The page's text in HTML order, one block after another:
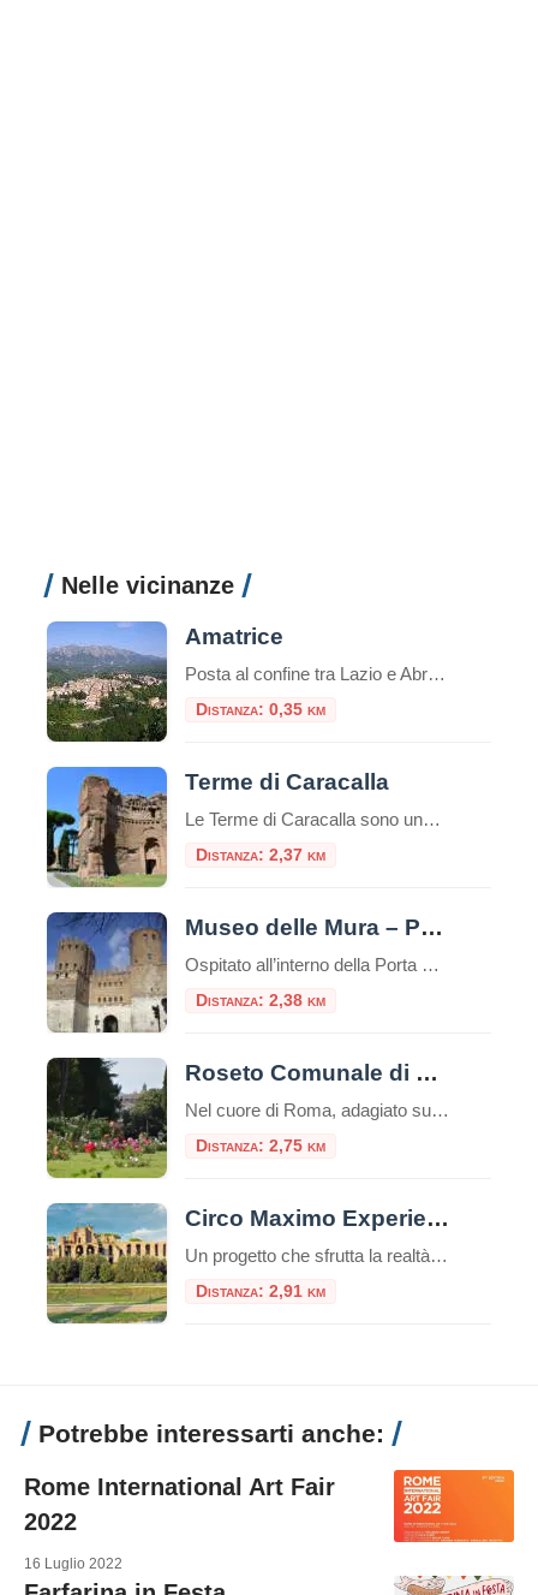
Nelle vicinanze
Amatrice
Posta al confine tra Lazio e Abruzzo, si trova Amatrice (955 s.l.m.). Il territorio si articola in un altipiano centrale, tra i 900 e i 1000 metri, ospitante il lago Scandarello e le numerose frazioni che le fanno da contorno.
Distanza: 0,35 km
Terme di Caracalla
Le Terme di Caracalla sono uno dei siti archeologici più importanti e impressionanti di Roma, Italia.Queste terme furono costruite durante il regno dell’imperatore romano Caracalla, il cui nome è associato al loro nome.La costruzione delle Terme di Caracalla iniziò nel 212 d.C. e fu completata nel 216 d.C. durante i regni degli imperatori Settimio Severo […]
Distanza: 2,37 km
Museo delle Mura – Porta San Sebastiano
Ospitato all’interno della Porta San Sebastiano delle mura Aureliane, il Museo delle Mura è stato realizzato nel 1990 ed offre ai visitatori un itinerario didattico che ripercorre la storia delle fortificazioni della città, dall’età regia e re
Distanza: 2,38 km
Roseto Comunale di Roma
Nel cuore di Roma, adagiato sulle dolci pendici del colle Aventino, si nasconde un gioiello di rara bellezza: il Roseto Comunale. Lontano dal trambusto del centro, questo incantevole giardino offre una vista mozzafiato che spazia dal Circo Massimo ai resti del Palatino, regalando un’esperienza sensoriale unica tra i profumi e i colori di oltre mille […]
Distanza: 2,75 km
Circo Maximo Experience, l’età imperiale rivive con la realtà virtuale
Un progetto che sfrutta la realtà virtuale e aumentata per trasportare i viaggiatori nel vivo dell’età imperiale: Circo Maximo Experience è una delle proposte più interessanti da trovare nella Capitale, un’occasione per visitare l’area attraversandone le diverse fasi storiche. Ecco come funziona la visita e quali sono i costi. Nuove opportunità per il turismo con […]
Distanza: 2,91 km
Potrebbe interessarti anche:
Rome International Art Fair
2022
16 Luglio 2022